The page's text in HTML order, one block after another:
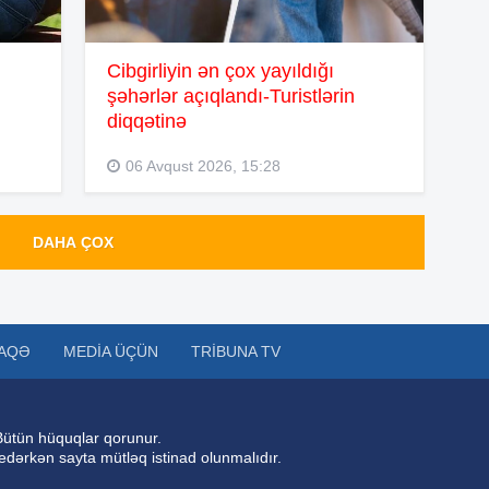
Cibgirliyin ən çox yayıldığı
şəhərlər açıqlandı-Turistlərin
diqqətinə
06 Avqust 2026, 15:28
DAHA ÇOX
MEDIA ÜÇÜN TRIBUNA TV
hüquqlar qorunur.
sayta mütləq istinad olunmalıdır.